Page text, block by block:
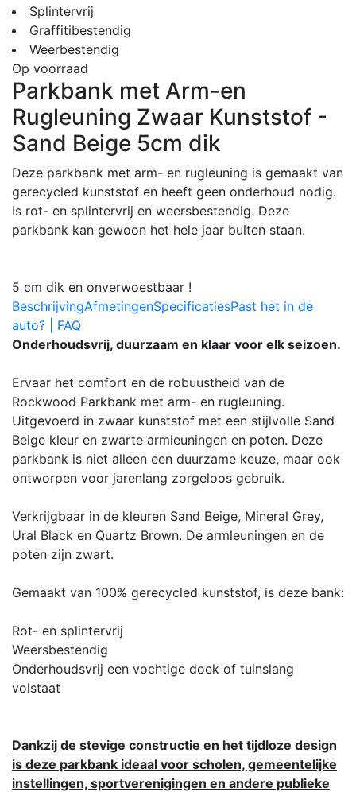
Splintervrij
Graffitibestendig
Weerbestendig
Op voorraad
Parkbank met Arm-en
Rugleuning Zwaar Kunststof -
Sand Beige 5cm dik
Deze parkbank met arm- en rugleuning is gemaakt van
gerecycled kunststof en heeft geen onderhoud nodig.
Is rot- en splintervrij en weersbestendig. Deze
parkbank kan gewoon het hele jaar buiten staan.
5 cm dik en onverwoestbaar !
BeschrijvingAfmetingenSpecificatiesPast het in de
auto? | FAQ
Onderhoudsvrij, duurzaam en klaar voor elk seizoen.
Ervaar het comfort en de robuustheid van de
Rockwood Parkbank met arm- en rugleuning.
Uitgevoerd in zwaar kunststof met een stijlvolle Sand
Beige kleur en zwarte armleuningen en poten. Deze
parkbank is niet alleen een duurzame keuze, maar ook
ontworpen voor jarenlang zorgeloos gebruik.
Verkrijgbaar in de kleuren Sand Beige, Mineral Grey,
Ural Black en Quartz Brown. De armleuningen en de
poten zijn zwart.
Gemaakt van 100% gerecycled kunststof, is deze bank:
Rot- en splintervrij
Weersbestendig
Onderhoudsvrij een vochtige doek of tuinslang
volstaat
Dankzij de stevige constructie en het tijdloze design
is deze parkbank ideaal voor scholen, gemeentelijke
instellingen, sportverenigingen en andere publieke